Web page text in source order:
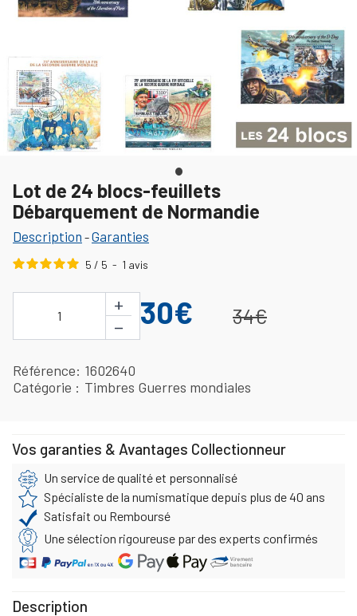
Lot de 24 blocs-feuillets
Débarquement de Normandie
Description -Garanties
5 / 5 - 1 avis
1
+
−
30€ 34€
Référence 1602640
Catégorie
Timbres Guerres mondiales
Vos garanties & Avantages Collectionneur
Un service de qualité et personnalisé
Spécialiste de la numismatique depuis plus de 40 ans
Satisfait ou Remboursé
Une sélection rigoureuse par des experts confirmés
Description